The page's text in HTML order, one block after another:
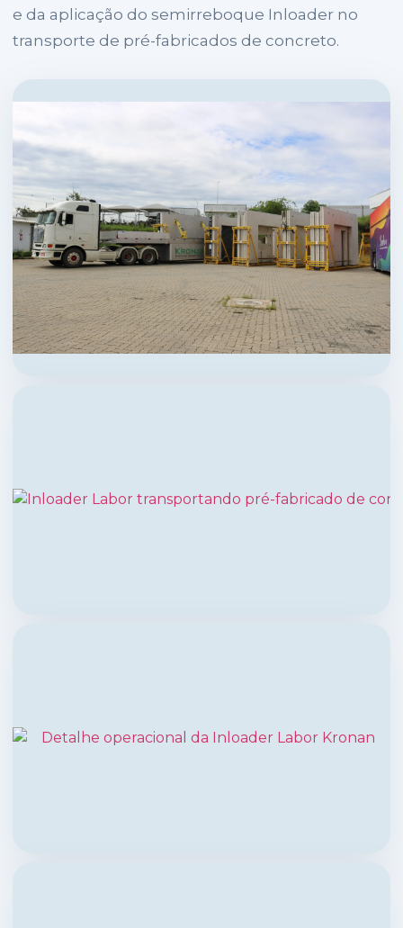
e da aplicação do semirreboque Inloader no
transporte de pré-fabricados de concreto.